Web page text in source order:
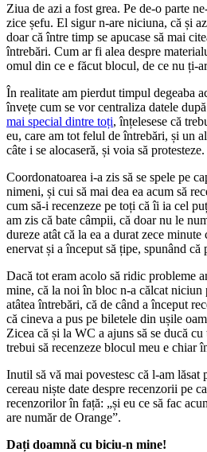
Ziua de azi a fost grea. Pe de-o parte
zice șefu. El sigur n-are niciuna, că și
doar că între timp se apucase să mai
întrebări. Cum ar fi alea despre
omul din ce e făcut blocul, de ce nu ți-
În realitate am pierdut timpul degeaba
învețe cum se vor centraliza datele
mai special dintre toți, înțelesese că
eu, care am tot felul de întrebări, și un
câte i se alocaseră, și voia să protesteze.
Coordonatoarea i-a zis să se spele pe
nimeni, și cui să mai dea ea acum să
cum să-i recenzeze pe toți că îi ia cel
am zis că bate câmpii, că doar nu le
dureze atât că la ea a durat zece
enervat și a început să țipe, spunând
Dacă tot eram acolo să ridic probleme
mine, că la noi în bloc n-a călcat niciun
atâtea întrebări, că de când a început
că cineva a pus pe biletele din ușile
Zicea că și la WC a ajuns să se ducă
trebui să recenzeze blocul meu e chiar
Inutil să vă mai povestesc că l-am
cereau niște date despre recenzorii pe
recenzorilor în față: „și eu ce să fac
are număr de Orange”.
Dați doamnă cu biciu-n mine!